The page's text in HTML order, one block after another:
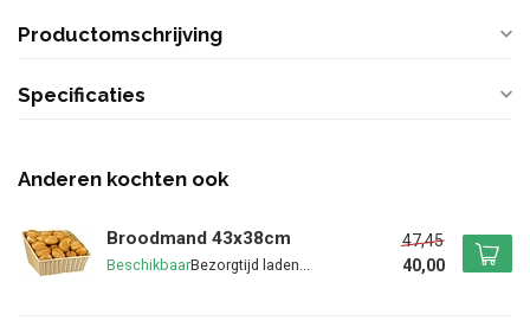
Productomschrijving
Specificaties
Anderen kochten ook
Broodmand 43x38cm
Beschikbaar
47,45
40,00